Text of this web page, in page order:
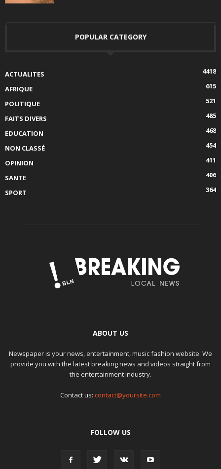
POPULAR CATEGORY
ACTUALITES
4418
AFRIQUE
615
POLITIQUE
521
FAITS DIVERS
485
EDUCATION
468
NON CLASSÉ
454
OPINION
411
SANTE
406
SPORT
364
ABOUT US
Newspaper is your news, entertainment, music fashion website. We
provide you with the latest breaking news and videos straight from
the entertainment industry.
Contact us: contact@yoursite.com
FOLLOW US